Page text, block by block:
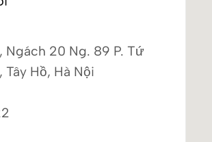
Ngách 20 Ng. 89 P. Tứ
Tây Hồ, Hà Nội